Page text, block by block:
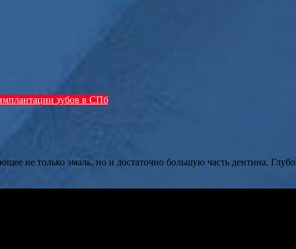
зубов в СПб
не только эмаль, но и достаточно большую часть дентина.